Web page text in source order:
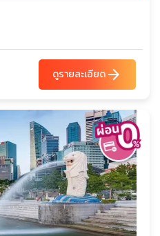
ดูรายละเอียดarrow_forward